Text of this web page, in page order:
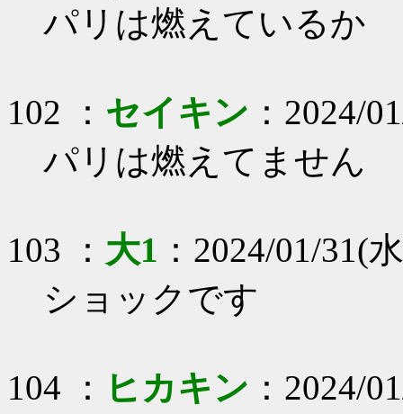
パリは燃えているか
102 ： セイキン ：2024/
パリは燃えてません
103 ： 大1 ：2024/01/31(
ショックです
104 ： ヒカキン ：2024/